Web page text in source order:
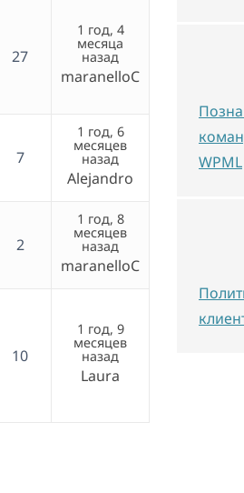
27
1 год, 4
месяца
назад
maranelloC
7
1 год, 6
месяцев
назад
Alejandro
2
1 год, 8
месяцев
назад
maranelloC
10
1 год, 9
месяцев
назад
Laura
WPML